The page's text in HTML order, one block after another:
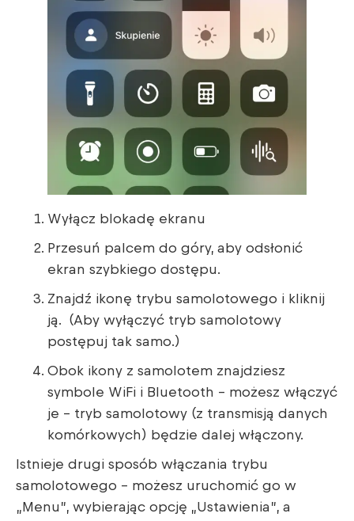
Wyłącz blokadę ekranu
Przesuń palcem do góry, aby odsłonić
ekran szybkiego dostępu.
Znajdź ikonę trybu samolotowego i kliknij
ją. (Aby wyłączyć tryb samolotowy
postępuj tak samo.)
Obok ikony z samolotem znajdziesz
symbole WiFi i Bluetooth – możesz włączyć
je – tryb samolotowy (z transmisją danych
komórkowych) będzie dalej włączony.
Istnieje drugi sposób włączania trybu
samolotowego – możesz uruchomić go w
„Menu”, wybierając opcję „Ustawienia”, a